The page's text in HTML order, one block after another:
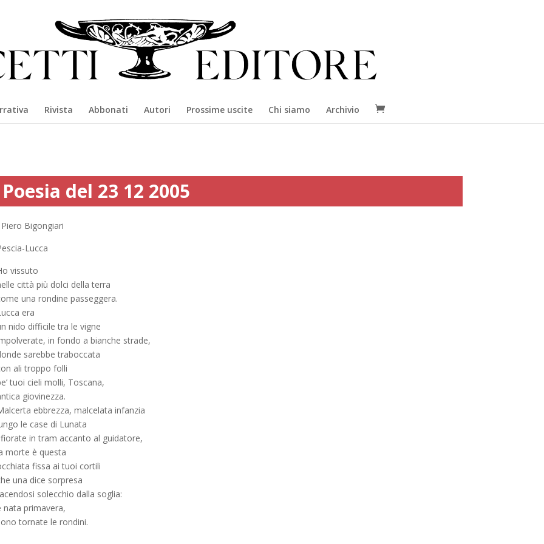
Rivista Abbonati Autori Prossime uscite Chi siamo Archivio
Poesia del 23 12 2005
Piero Bigongiari
Lucca
vissuto
città più dolci della terra
una rondine passeggera.
era
nido difficile tra le vigne
in fondo a bianche strade,
sarebbe traboccata
ali troppo folli
tuoi cieli molli, Toscana,
giovinezza.
ebbrezza, malcelata infanzia
le case di Lunata
in tram accanto al guidatore,
morte è questa
fissa ai tuoi cortili
una dice sorpresa
solecchio dalla soglia:
nata primavera,
tornate le rondini.